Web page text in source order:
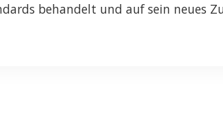
behandelt und auf sein neues